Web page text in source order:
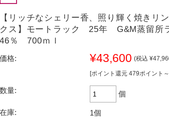
【リッチなシェリー香、照り輝く焼きリ
クス】モートラック 25年 G&M蒸留所
46％ 700ｍｌ
価格: ¥43,600 (税込
[ポイント還元 479ポイント
数量: 個
在庫: 1個